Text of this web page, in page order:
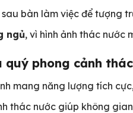
bàn làm việc để tượng
ngủ, vì hình ảnh thác nước
phong cảnh
mang năng lượng tích
thác nước giúp không